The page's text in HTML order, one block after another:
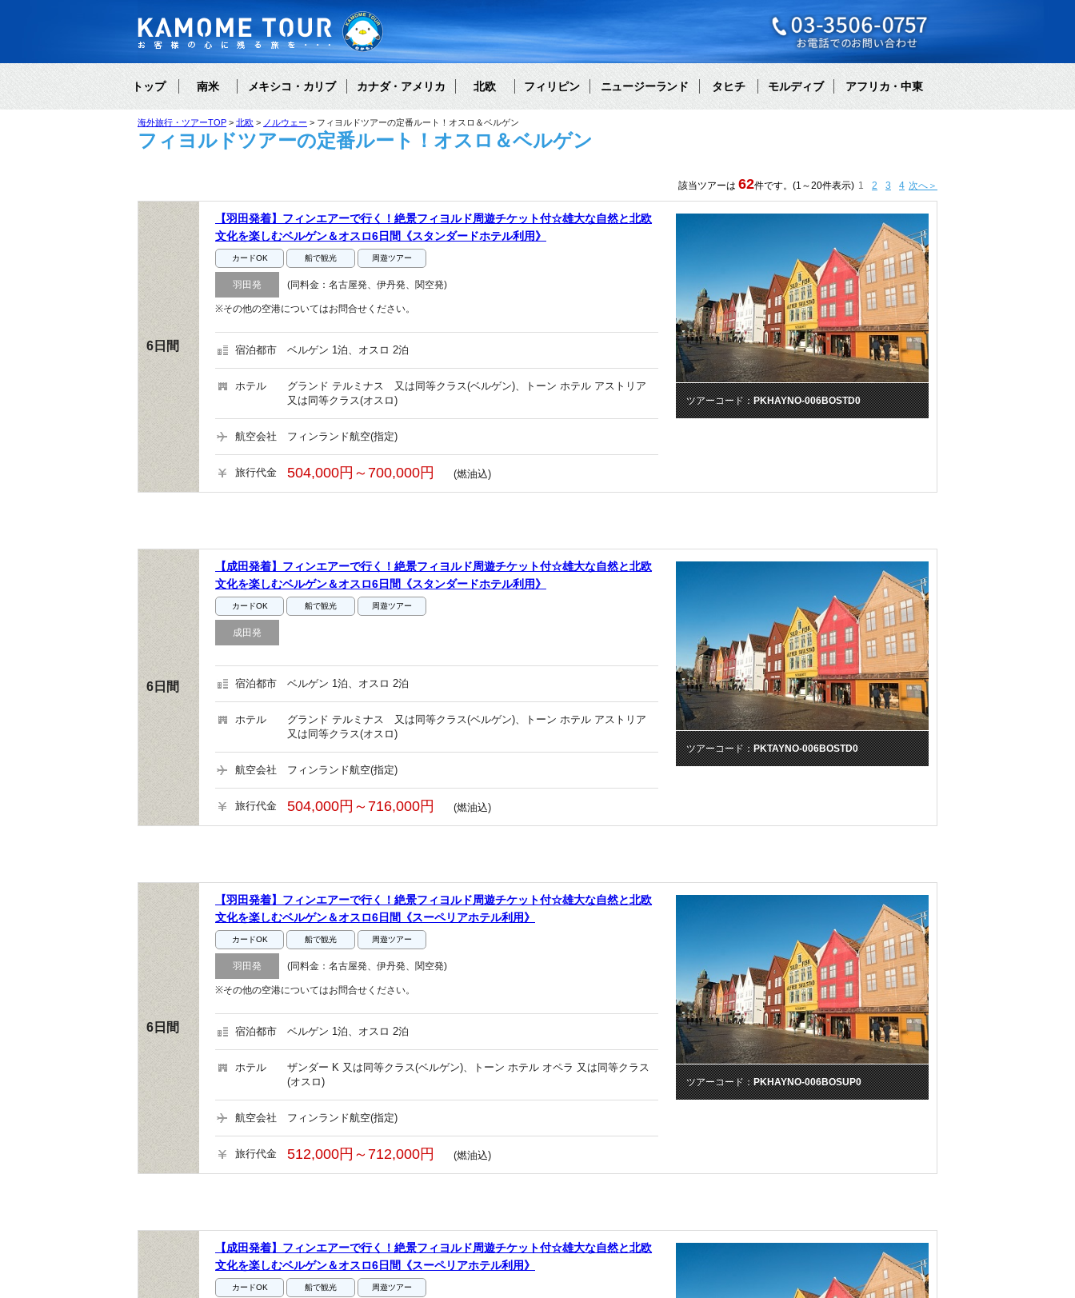
トップ 南米 メキシコ・カリブ カナダ・アメリカ 北欧 フィリピン ニュージーランド タヒチ モルディブ アフリカ・中東
海外旅行・ツアーTOP 北欧 ノルウェー フィヨルドツアーの定番ルート！オスロ＆ベルゲン
フィヨルドツアーの定番ルート！オスロ＆ベルゲン
該当ツアーは 62件です。(1～20件表示) 1 2 3 4 次へ＞
6日間
【羽田発着】フィンエアーで行く！絶景フィヨルド周遊チケット付☆雄大な自然と北欧
文化を楽しむベルゲン＆オスロ6日間《スタンダードホテル利用》
カードOK 船で観光 周遊ツアー
羽田発 (同料金：名古屋発、伊丹発、関空発)
※その他の空港についてはお問合せください。
宿泊都市 ベルゲン 1泊、オスロ 2泊
ホテル
グランド テルミナス 又は同等クラス(ベルゲン)、トーン ホテル アストリア
又は同等クラス(オスロ)
航空会社 フィンランド航空(指定)
旅行代金 504,000円～700,000円 (燃油込)
ツアーコード：PKHAYNO-006BOSTD0
6日間
【成田発着】フィンエアーで行く！絶景フィヨルド周遊チケット付☆雄大な自然と北欧
文化を楽しむベルゲン＆オスロ6日間《スタンダードホテル利用》
カードOK 船で観光 周遊ツアー
成田発
宿泊都市 ベルゲン 1泊、オスロ 2泊
ホテル
グランド テルミナス 又は同等クラス(ベルゲン)、トーン ホテル アストリア
又は同等クラス(オスロ)
航空会社 フィンランド航空(指定)
旅行代金 504,000円～716,000円 (燃油込)
ツアーコード：PKTAYNO-006BOSTD0
6日間
【羽田発着】フィンエアーで行く！絶景フィヨルド周遊チケット付☆雄大な自然と北欧
文化を楽しむベルゲン＆オスロ6日間《スーペリアホテル利用》
カードOK 船で観光 周遊ツアー
羽田発 (同料金：名古屋発、伊丹発、関空発)
※その他の空港についてはお問合せください。
宿泊都市 ベルゲン 1泊、オスロ 2泊
ホテル
ザンダー K 又は同等クラス(ベルゲン)、トーン ホテル オペラ 又は同等クラス
(オスロ)
航空会社 フィンランド航空(指定)
旅行代金 512,000円～712,000円 (燃油込)
ツアーコード：PKHAYNO-006BOSUP0
【成田発着】フィンエアーで行く！絶景フィヨルド周遊チケット付☆雄大な自然と北欧
文化を楽しむベルゲン＆オスロ6日間《スーペリアホテル利用》
カードOK 船で観光 周遊ツアー